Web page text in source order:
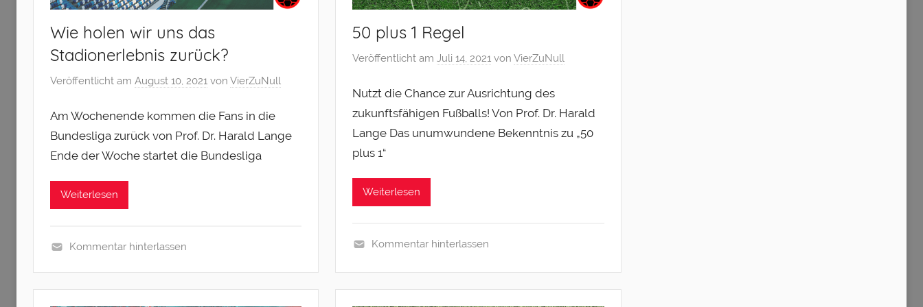
Wie holen wir uns das
Stadionerlebnis zurück?
Veröffentlicht am August 10, 2021 von VierZuNull
Am Wochenende kommen die Fans in die
Bundesliga zurück von Prof. Dr. Harald Lange
Ende der Woche startet die Bundesliga
Weiterlesen
Kommentar hinterlassen
50 plus 1 Regel
Veröffentlicht amJuli 14, 2021 vonVierZuNull
Nutzt die Chance zur Ausrichtung des
zukunftsfähigen Fußballs! Von Prof. Dr. Harald
Lange Das unumwundene Bekenntnis zu „50
plus 1“
Weiterlesen
Kommentar hinterlassen